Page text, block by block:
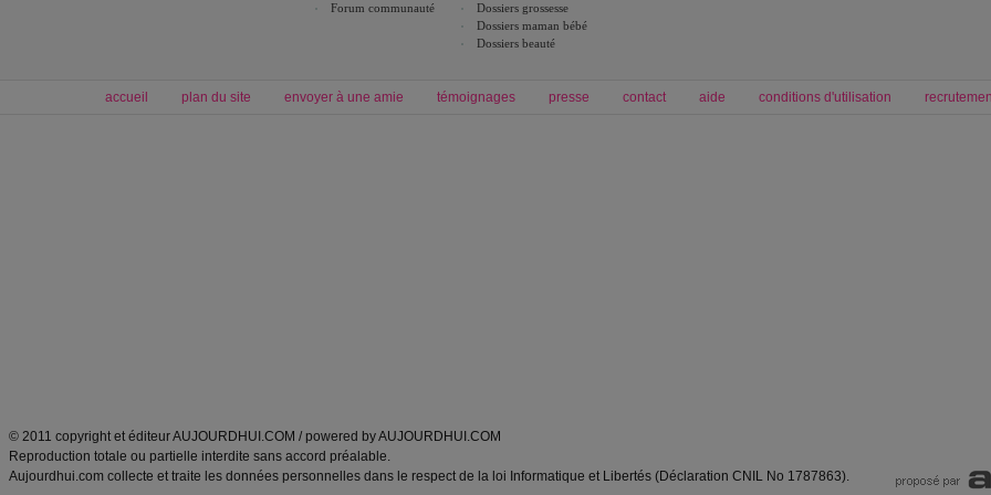
Forum communauté
Dossiers grossesse
Dossiers maman bébé
Dossiers beauté
accueil plan du site envoyer à une amie témoignages presse contact aide conditions d'utilisation
© 2011 copyright et éditeur AUJOURDHUI.COM / powered by AUJOURDHUI.COM
Reproduction totale ou partielle interdite sans accord préalable.
Aujourdhui.com collecte et traite les données personnelles dans le respect de la loi Informatique et Libertés (Déclaration CNIL No 1787863).